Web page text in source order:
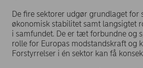
De fire sektorer udgør grundlaget for
økonomisk stabilitet samt langsigtet
i samfundet. De er tæt forbundne og
rolle for Europas modstandskraft og
Forstyrrelser i én sektor kan få